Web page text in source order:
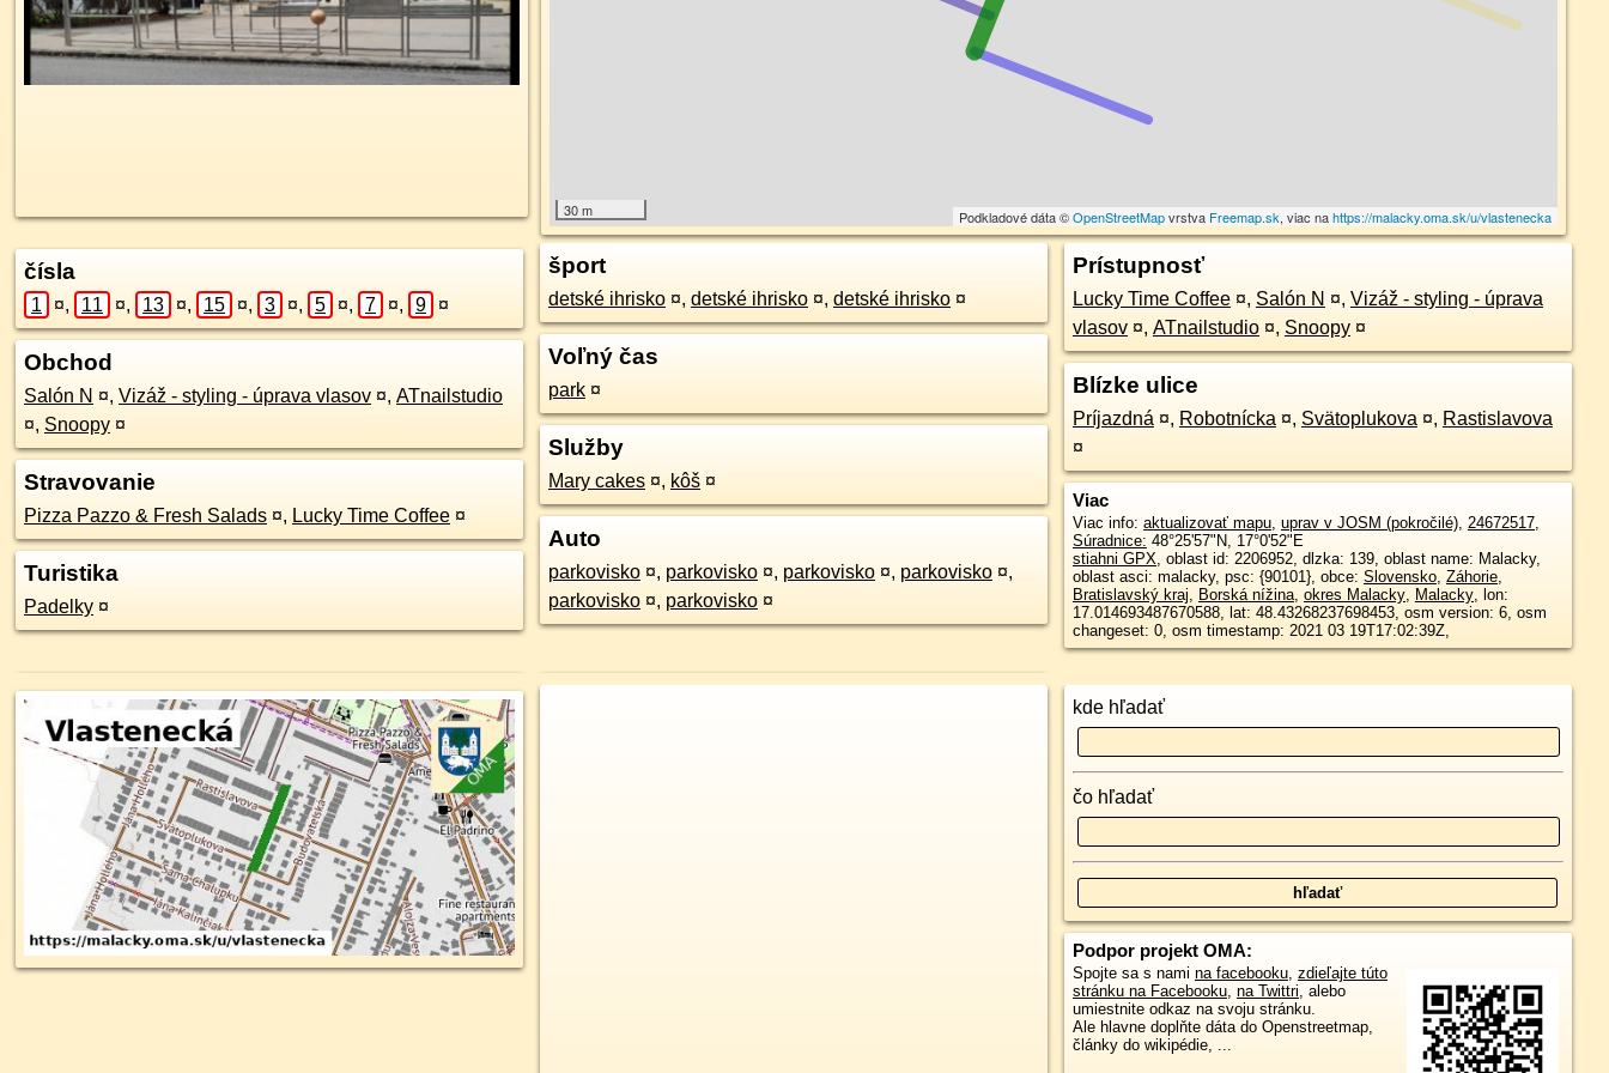
30 m Podkladové dáta ©OpenStreetMapvrstva Freemap.sk, viac nahttps://malacky.oma.sk/u/vlastenecka
čísla
1 ¤, 11 ¤, 13 ¤, 15 ¤, 3 ¤, 5 ¤, 7 ¤, 9 ¤
Obchod
Salón N ¤, Vizáž - styling - úprava vlasov ¤, ATnailstudio
¤, Snoopy ¤
Stravovanie
Pizza Pazzo & Fresh Salads ¤, Lucky Time Coffee ¤
Turistika
Padelky ¤
šport
detské ihrisko ¤, detské ihrisko ¤, detské ihrisko ¤
Voľný čas
park ¤
Služby
Mary cakes ¤, kôš ¤
Auto
parkovisko ¤, parkovisko ¤, parkovisko ¤, parkovisko ¤,
parkovisko ¤, parkovisko ¤
Prístupnosť
Lucky Time Coffee ¤, Salón N ¤, Vizáž - styling - úprava
vlasov ¤, ATnailstudio ¤, Snoopy ¤
Blízke ulice
Príjazdná ¤, Robotnícka ¤, Svätoplukova ¤, Rastislavova
¤
Viac
Viac info: aktualizovať mapu, uprav v JOSM (pokročilé), 24672517,
Súradnice: 48°25'57"N, 17°0'52"E
stiahni GPX, oblast id: 2206952, dlzka: 139, oblast name: Malacky,
oblast asci: malacky, psc: {90101}, obce: Slovensko, Záhorie,
Bratislavský kraj, Borská nížina, okres Malacky, Malacky, lon:
17.014693487670588, lat: 48.43268237698453, osm version: 6, osm
changeset: 0, osm timestamp: 2021 03 19T17:02:39Z,
kde hľadať
čo hľadať
Podpor projekt OMA:
Spojte sa s nami na facebooku, zdieľajte túto
stránku na Facebooku, na Twittri, alebo
umiestnite odkaz na svoju stránku.
Ale hlavne doplňte dáta do Openstreetmap,
články do wikipédie, ...